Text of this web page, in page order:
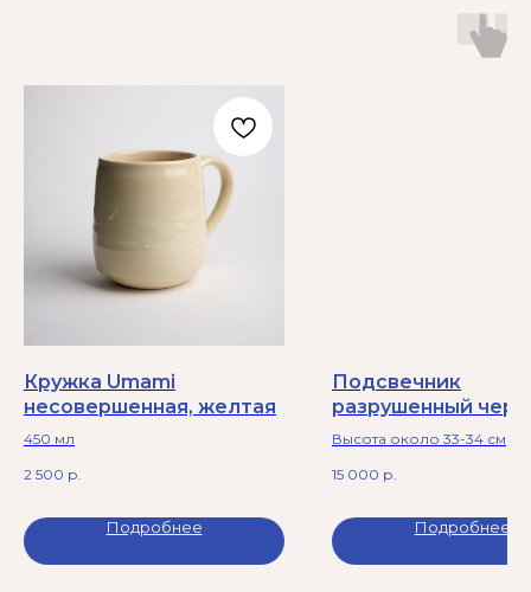
Кружка Umami
несовершенная, желтая
450 мл
2 500 р.
Подробнее
Подсвечник
разрушенный
Высота около 33-34 см
15 000 р.
Подробнее